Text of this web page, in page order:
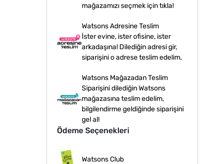
mağazamızı seçmek için tıkla!
Watsons Adresine Teslim
İster evine, ister ofisine, ister
arkadaşına! Dilediğin adresi gir,
siparişini o adrese teslim edelim.
Watsons Mağazadan Teslim
Siparişini dilediğin Watsons
mağazasına teslim edelim,
bilgilendirme geldiğinde siparişini
gel al!
Ödeme Seçenekleri
Watsons Club